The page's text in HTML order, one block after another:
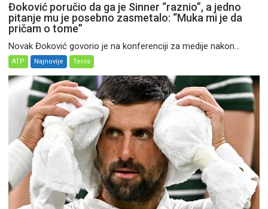
Đoković poručio da ga je Sinner “raznio”, a jedno
pitanje mu je posebno zasmetalo: “Muka mi je da
pričam o tome”
Novak Đoković govorio je na konferenciji za medije nakon...
ATP Najnovije Tenis